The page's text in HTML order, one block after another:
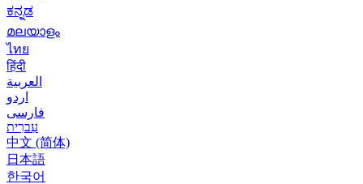
ಕನ್ನಡ
മലയാളം
ไทย
हिंदी
العربية
اردو
فارسی
עִברִית
中文 (简体)
日本語
한국어